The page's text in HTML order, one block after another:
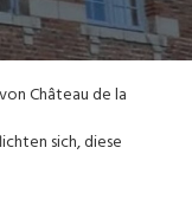
Château de la
sich, diese